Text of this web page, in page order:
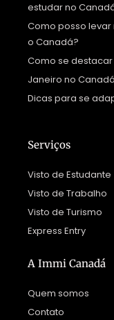
estudar no
Como posso
o Canadá?
Como se
Janeiro no
Dicas para se
Serviços
Visto de Estudante
Visto de Trabalho
Visto de Turismo
Express Entry
A Immi Canadá
Quem somos
Contato